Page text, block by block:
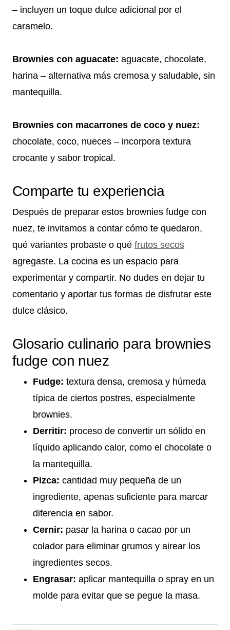
– incluyen un toque dulce adicional por el
caramelo.
Brownies con aguacate: aguacate, chocolate,
harina – alternativa más cremosa y saludable, sin
mantequilla.
Brownies con macarrones de coco y nuez:
chocolate, coco, nueces – incorpora textura
crocante y sabor tropical.
Comparte tu experiencia
Después de preparar estos brownies fudge con
nuez, te invitamos a contar cómo te quedaron,
qué variantes probaste o qué frutos secos
agregaste. La cocina es un espacio para
experimentar y compartir. No dudes en dejar tu
comentario y aportar tus formas de disfrutar este
dulce clásico.
Glosario culinario para brownies
fudge con nuez
Fudge: textura densa, cremosa y húmeda
típica de ciertos postres, especialmente
brownies.
Derritir: proceso de convertir un sólido en
líquido aplicando calor, como el chocolate o
la mantequilla.
Pizca: cantidad muy pequeña de un
ingrediente, apenas suficiente para marcar
diferencia en sabor.
Cernir: pasar la harina o cacao por un
colador para eliminar grumos y airear los
ingredientes secos.
Engrasar: aplicar mantequilla o spray en un
molde para evitar que se pegue la masa.